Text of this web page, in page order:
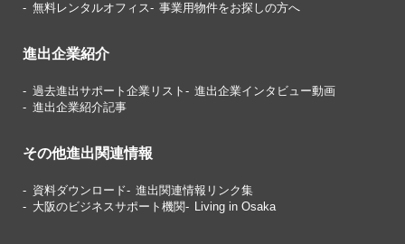
無料レンタルオフィス
事業用物件をお探しの方へ
進出企業紹介
過去進出サポート企業リスト
進出企業インタビュー動画
進出企業紹介記事
その他進出関連情報
資料ダウンロード
進出関連情報リンク集
大阪のビジネスサポート機関
Living in Osaka